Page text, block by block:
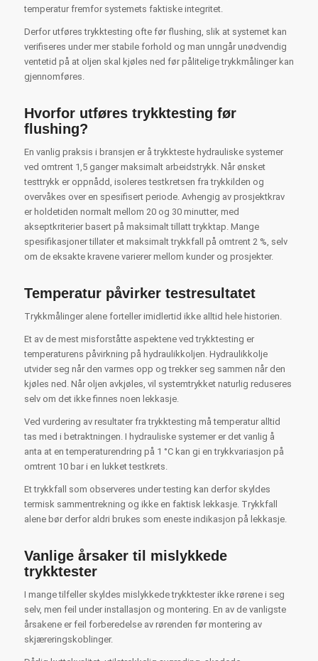
temperatur fremfor systemets faktiske integritet.
Derfor utføres trykktesting ofte før flushing, slik at systemet kan
verifiseres under mer stabile forhold og man unngår unødvendig
ventetid på at oljen skal kjøles ned før pålitelige trykkmålinger kan
gjennomføres.
Hvorfor utføres trykktesting før
flushing?
En vanlig praksis i bransjen er å trykkteste hydrauliske systemer
ved omtrent 1,5 ganger maksimalt arbeidstrykk. Når ønsket
testtrykk er oppnådd, isoleres testkretsen fra trykkilden og
overvåkes over en spesifisert periode. Avhengig av prosjektkrav
er holdetiden normalt mellom 20 og 30 minutter, med
akseptkriterier basert på maksimalt tillatt trykktap. Mange
spesifikasjoner tillater et maksimalt trykkfall på omtrent 2 %, selv
om de eksakte kravene varierer mellom kunder og prosjekter.
Temperatur påvirker testresultatet
Trykkmålinger alene forteller imidlertid ikke alltid hele historien.
Et av de mest misforståtte aspektene ved trykktesting er
temperaturens påvirkning på hydraulikkoljen. Hydraulikkolje
utvider seg når den varmes opp og trekker seg sammen når den
kjøles ned. Når oljen avkjøles, vil systemtrykket naturlig reduseres
selv om det ikke finnes noen lekkasje.
Ved vurdering av resultater fra trykktesting må temperatur alltid
tas med i betraktningen. I hydrauliske systemer er det vanlig å
anta at en temperaturendring på 1 °C kan gi en trykkvariasjon på
omtrent 10 bar i en lukket testkrets.
Et trykkfall som observeres under testing kan derfor skyldes
termisk sammentrekning og ikke en faktisk lekkasje. Trykkfall
alene bør derfor aldri brukes som eneste indikasjon på lekkasje.
Vanlige årsaker til mislykkede
trykktester
I mange tilfeller skyldes mislykkede trykktester ikke rørene i seg
selv, men feil under installasjon og montering. En av de vanligste
årsakene er feil forberedelse av rørenden før montering av
skjæreringskoblinger.